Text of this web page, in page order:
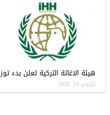
هيئة الاغاثة التركية تعلن بدء
أكتوبر 19, 2018